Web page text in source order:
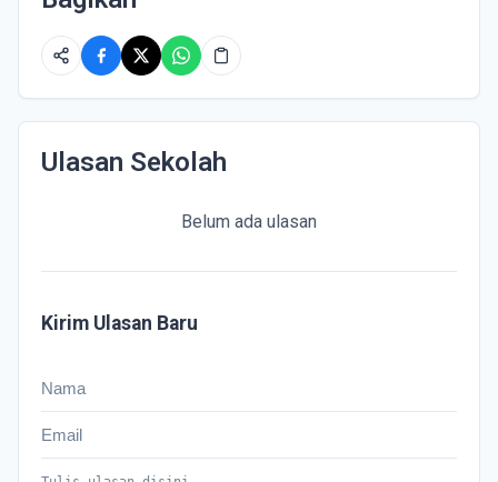
Ulasan Sekolah
Belum ada ulasan
Kirim Ulasan Baru